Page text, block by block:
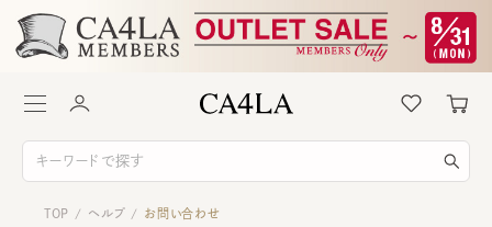
TOP / ヘルプ / お問い合わせ